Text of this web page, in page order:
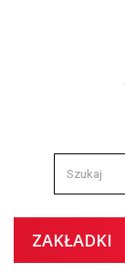
ZAKŁADKI